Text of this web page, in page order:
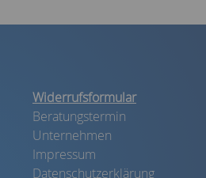
Widerrufsformular
Beratungstermin
Unternehmen
Impressum
Datenschutzerklärung